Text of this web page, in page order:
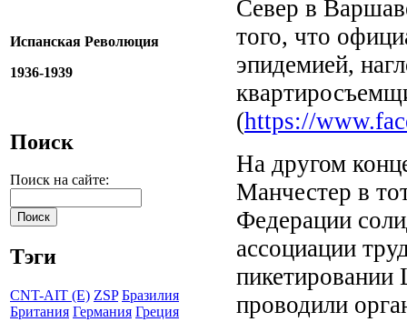
Испанская Революция
1936-1939
Поиск
Поиск на сайте:
Тэги
CNT-AIT (E) ZSP Бразилия
Британия Германия Греция
Север в
того, что
эпидемией,
(https://
На другом
Манчестер в
Федерации
ассоциации
пикетировании
проводили